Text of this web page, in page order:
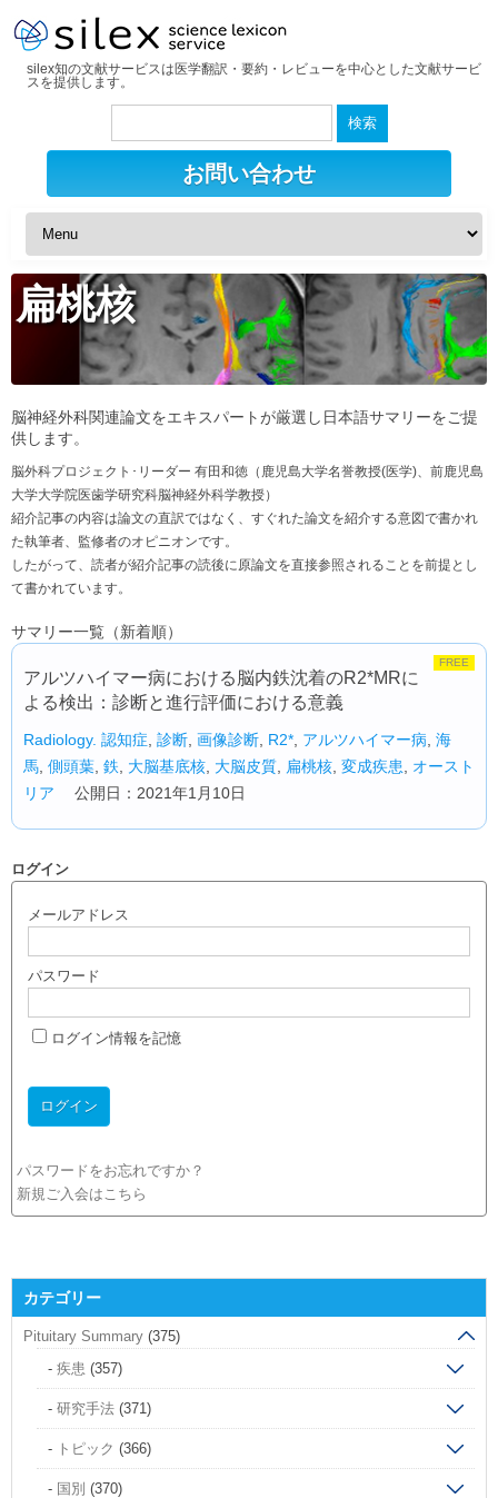
silex知の文献サービスは医学翻訳・要約・レビューを中心とした文献サービ
スを提供します。
検
お問い合わせ
扁桃核
脳神経外科関連論文をエキスパートが厳選し日本語サマリーをご提
供します。
脳外科プロジェクト･リーダー 有田和徳（鹿児島大学名誉教授(医学)、前鹿児島
大学大学院医歯学研究科脳神経外科学教授）
紹介記事の内容は論文の直訳ではなく、すぐれた論文を紹介する意図で書かれ
た執筆者、監修者のオピニオンです。
したがって、読者が紹介記事の読後に原論文を直接参照されることを前提とし
て書かれています。
サマリー一覧（新着順）
アルツハイマー病における脳内鉄沈着のR2*MRに
よる検出：診断と進行評価における意義
FREE
Radiology. 認知症 診断 画像診断 R2* アルツハイマー病 海
馬 側頭葉 鉄 大脳基底核 大脳皮質 扁桃核 変成疾患
オースト
リア 公開日：2021年1月10日
ログイン
メールアドレス
パスワード
ログイン情報を記憶
パスワードをお忘れですか？
新規ご入会はこちら
カテゴリー
Pituitary Summary (375)
疾患 (357)
研究手法 (371)
トピック (366)
国別 (370)